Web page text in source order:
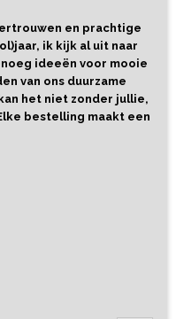
en prachtige
ik kijk al uit naar
ideeën voor mooie
van ons duurzame
het niet zonder jullie,
bestelling maakt een